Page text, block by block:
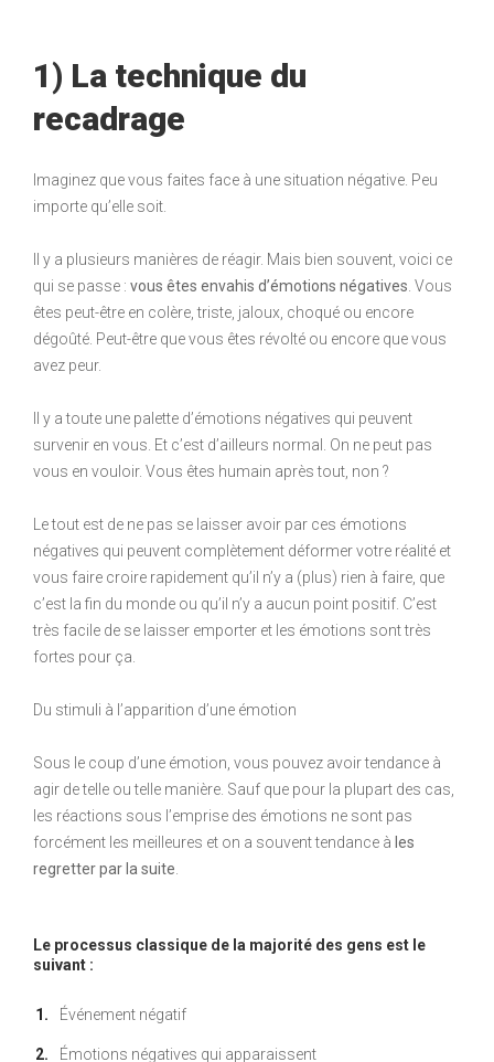
1) La technique du
recadrage
Imaginez que vous faites face à une situation négative. Peu
importe qu’elle soit.
Il y a plusieurs manières de réagir. Mais bien souvent, voici ce
qui se passe : vous êtes envahis d’émotions négatives . Vous
êtes peut-être en colère, triste, jaloux, choqué ou encore
dégoûté. Peut-être que vous êtes révolté ou encore que vous
avez peur.
Il y a toute une palette d’émotions négatives qui peuvent
survenir en vous. Et c’est d’ailleurs normal. On ne peut pas
vous en vouloir. Vous êtes humain après tout, non ?
Le tout est de ne pas se laisser avoir par ces émotions
négatives qui peuvent complètement déformer votre réalité et
vous faire croire rapidement qu’il n’y a (plus) rien à faire, que
c’est la fin du monde ou qu’il n’y a aucun point positif. C’est
très facile de se laisser emporter et les émotions sont très
fortes pour ça.
Du stimuli à l’apparition d’une émotion
Sous le coup d’une émotion, vous pouvez avoir tendance à
agir de telle ou telle manière. Sauf que pour la plupart des cas,
les réactions sous l’emprise des émotions ne sont pas
forcément les meilleures et on a souvent tendance à les
regretter par la suite
Le processus classique de la majorité des gens est le
suivant :
Événement négatif
Émotions négatives qui apparaissent